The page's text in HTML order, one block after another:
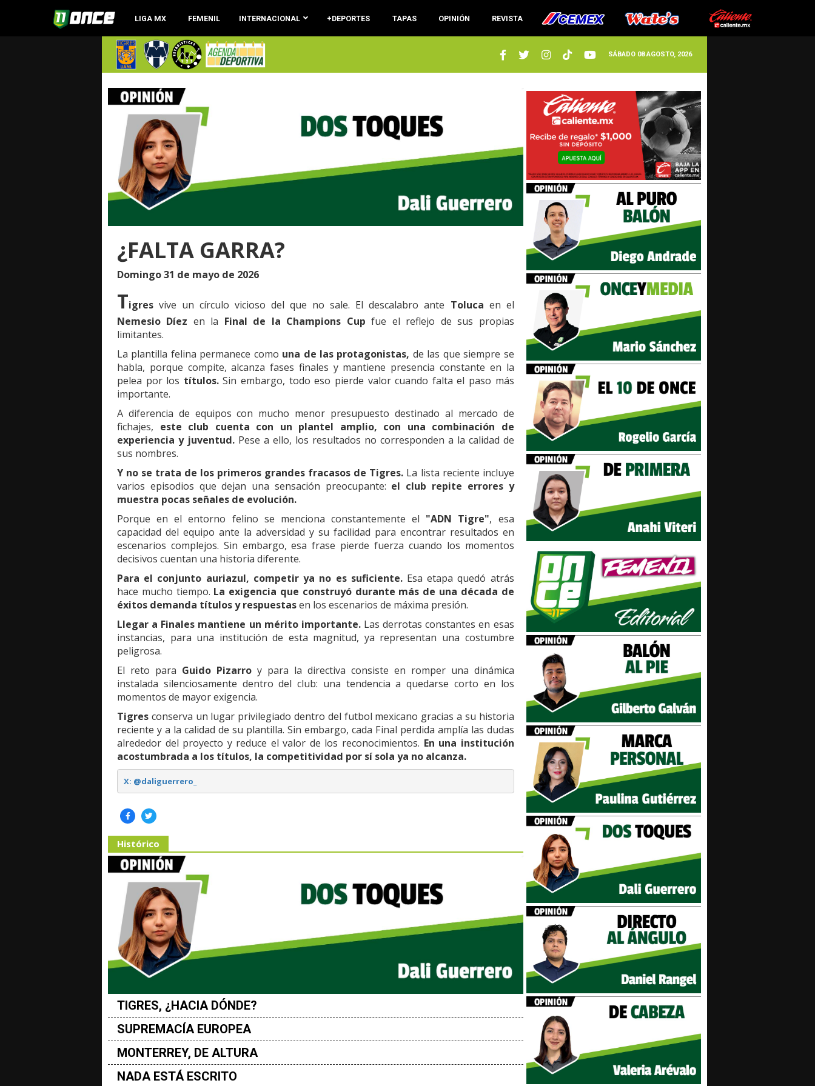
LIGA MX FEMENIL INTERNACIONAL +DEPORTES TAPAS OPINIÓN REVISTA
SÁBADO 08 AGOSTO, 2026
¿FALTA GARRA?
Domingo 31 de mayo de 2026
Tigres vive un círculo vicioso del que no sale. El descalabro ante Toluca en el
Nemesio Díez en la Final de la Champions Cup fue el reflejo de sus propias
limitantes.
La plantilla felina permanece como una de las protagonistas, de las que siempre se
habla, porque compite, alcanza fases finales y mantiene presencia constante en la
pelea por los títulos.Sin embargo, todo eso pierde valor cuando falta el paso más
importante.
A diferencia de equipos con mucho menor presupuesto destinado al mercado de
fichajes, este club cuenta con un plantel amplio, con una combinación de
experiencia y juventud.Pese a ello, los resultados no corresponden a la calidad de
sus nombres.
Y no se trata de los primeros grandes fracasos de Tigres. La lista reciente incluye
varios episodios que dejan una sensación preocupante: el club repite errores y
muestra pocas señales de evolución.
Porque en el entorno felino se menciona constantemente el "ADN Tigre", esa
capacidad del equipo ante la adversidad y su facilidad para encontrar resultados en
escenarios complejos. Sin embargo, esa frase pierde fuerza cuando los momentos
decisivos cuentan una historia diferente.
Para el conjunto auriazul, competir ya no es suficiente.Esa etapa quedó atrás
hace mucho tiempo. La exigencia que construyó durante más de una década de
éxitos demanda títulos y respuestasen los escenarios de máxima presión.
Llegar a Finales mantiene un mérito importante.Las derrotas constantes en esas
instancias, para una institución de esta magnitud, ya representan una costumbre
peligrosa.
El reto para Guido Pizarroy para la directiva consiste en romper una dinámica
instalada silenciosamente dentro del club: una tendencia a quedarse corto en los
momentos de mayor exigencia.
Tigres conserva un lugar privilegiado dentro del futbol mexicano gracias a su historia
reciente y a la calidad de su plantilla. Sin embargo, cada Final perdida amplía las dudas
alrededor del proyecto y reduce el valor de los reconocimientos. En una institución
acostumbrada a los títulos, la competitividad por sí sola ya no alcanza.
X: @daliguerrero_
Histórico
TIGRES, ¿HACIA DÓNDE?
SUPREMACÍA EUROPEA
MONTERREY, DE ALTURA
NADA ESTÁ ESCRITO